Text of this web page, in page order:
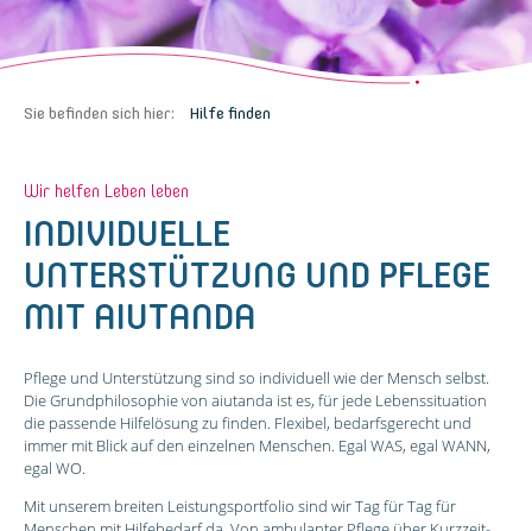
Sie befinden sich hier: Hilfe finden
Wir helfen Leben leben
INDIVIDUELLE
UNTERSTÜTZUNG UND PFLEGE
MIT AIUTANDA
Pflege und Unterstützung sind so individuell wie der Mensch selbst.
Die Grundphilosophie von aiutanda ist es, für jede Lebenssituation
die passende Hilfelösung zu finden. Flexibel, bedarfsgerecht und
immer mit Blick auf den einzelnen Menschen. Egal WAS, egal WANN,
egal WO.
Mit unserem breiten Leistungsportfolio sind wir Tag für Tag für